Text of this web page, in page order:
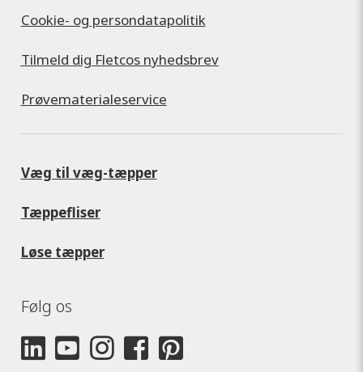
Cookie- og persondatapolitik
Tilmeld dig Fletcos nyhedsbrev
Prøvematerialeservice
Væg til væg-tæpper
Tæppefliser
Løse tæpper
Følg os